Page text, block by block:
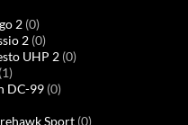
2 (0)
2 (0)
UHP 2 (0)
(1)
DC-99 (0)
Sport (0)